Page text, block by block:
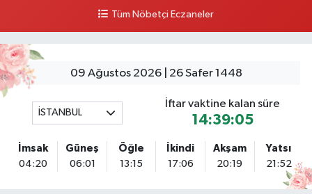
Mali Eczanesi
Merkez Mahallesi Tüloğlu Sokak No:4 A REŞİTPAŞACADDESİ QNB BANK
0 (532) 711 72 17
Boğaziçi Eczanesi
Mimar Sinan Mahallesi Dr. Fahri Atabey Caddesi No:19 A Üsküdar
Tüm Nöbetçi Eczaneler
09 Ağustos 2026 | 26 Safer 1448
İSTANBUL
İftar vaktine kalan süre
14:39:04
İmsak
04:20
Güneş
06:01
Öğle
13:15
İkindi
17:06
Akşam
20:19
Yatsı
21:52